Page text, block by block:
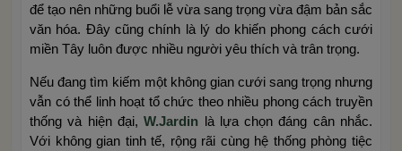
để tạo nên những buổi lễ vừa sang trọng vừa đậm bản sắc
văn hóa. Đây cũng chính là lý do khiến phong cách cưới
miền Tây luôn được nhiều người yêu thích và trân trọng.
Nếu đang tìm kiếm một không gian cưới sang trọng nhưng
vẫn có thể linh hoạt tổ chức theo nhiều phong cách truyền
thống và hiện đại,W.Jardin là lựa chọn đáng cân nhắc.
Với không gian tinh tế, rộng rãi cùng hệ thống phòng tiệc